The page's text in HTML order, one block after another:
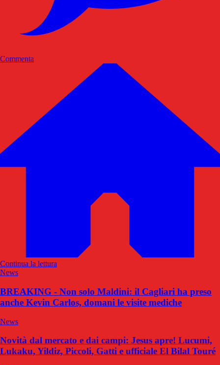
Commenta
Continua la lettura
News
BREAKING - Non solo Maldini: il Cagliari ha preso
anche Kevin Carlos, domani le visite mediche
News
Novità dal mercato e dai campi: Jesus apre! Lucumi,
Lukaku, Yildiz, Piccoli, Gatti e ufficiale El Bilal Touré